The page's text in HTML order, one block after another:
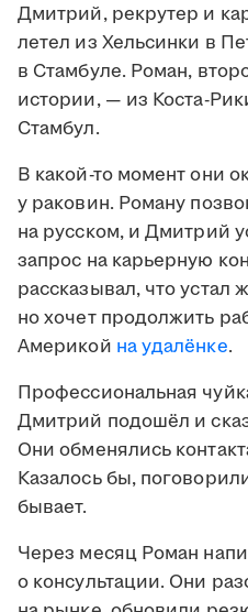
Дмитрий, рекрутер и
летел из Хельсинки в
в Стамбуле. Роман,
истории, — из Коста-
Стамбул.
В какой-то момент они
у раковин. Роману
на русском, и Дмитрий
запрос на карьерную
рассказывал, что устал
но хочет продолжить
Америкой на удалёнке.
Профессиональная
Дмитрий подошёл и
Они обменялись
Казалось бы,
бывает.
Через месяц Роман
о консультации. Они